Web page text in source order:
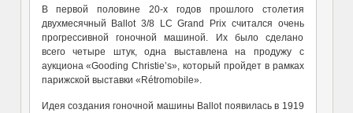
В первой половине 20-х годов прошлого столетия
двухмесячный Ballot 3/8 LC Grand Prix считался очень
прогрессивной гоночной машиной. Их было сделано
всего четыре штук, одна выставлена на продужу с
аукциона «Gooding Christie’s», который пройдет в рамках
парижской выставки «Rétromobile».
Идея создания гоночной машины Ballot появилась в 1919